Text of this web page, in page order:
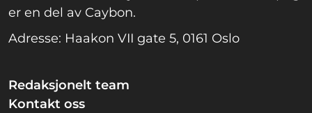
er en del av Caybon.
Adresse: Haakon VII gate 5, 0161 Oslo
Redaksjonelt team
Kontakt oss